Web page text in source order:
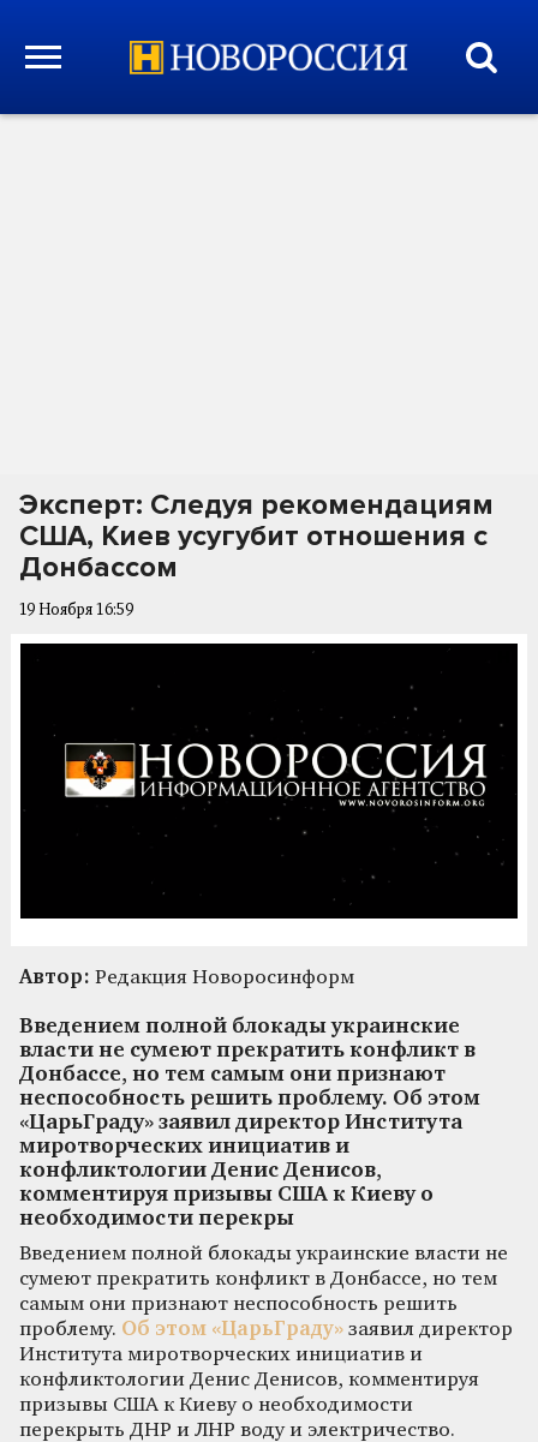
Эксперт: Следуя рекомендациям
США, Киев усугубит отношения с
Донбассом
19 Ноября 16:59
Автор: Редакция Новоросинформ
Введением полной блокады украинские
власти не сумеют прекратить конфликт в
Донбассе, но тем самым они признают
неспособность решить проблему. Об этом
«ЦарьГраду» заявил директор Института
миротворческих инициатив и
конфликтологии Денис Денисов,
комментируя призывы США к Киеву о
необходимости перекры
Введением полной блокады украинские власти не
сумеют прекратить конфликт в Донбассе, но тем
самым они признают неспособность решить
проблему. Об этом «ЦарьГраду» заявил директор
Института миротворческих инициатив и
конфликтологии Денис Денисов, комментируя
призывы США к Киеву о необходимости
перекрыть ДНР и ЛНР воду и электричество.